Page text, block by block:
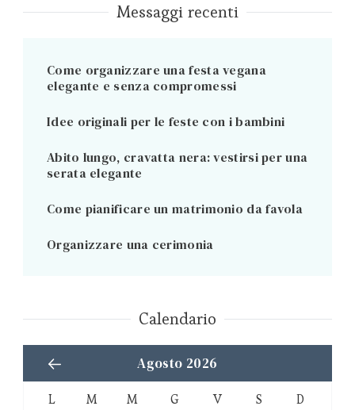
Messaggi recenti
Come organizzare una festa vegana
elegante e senza compromessi
Idee originali per le feste con i bambini
Abito lungo, cravatta nera: vestirsi per una
serata elegante
Come pianificare un matrimonio da favola
Organizzare una cerimonia
Calendario
Agosto 2026
L M M G V S D